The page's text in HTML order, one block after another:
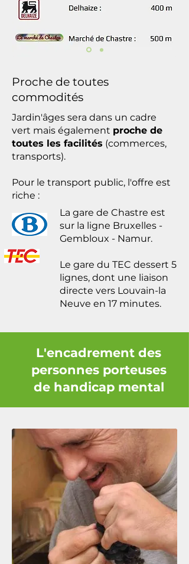
des Erables et de l'avenue des
Bouleaux.  Avec un aussi grand
terrain, nous aurons un vaste
espace vert, pour le jardin, le
Proche de toutes
commodités
Jardin'âges sera dans un cadre
vert mais également proche de
toutes les facilités (commerces,
transports).
Pour le transport public, l'offre est
riche :
La gare de Chastre est
sur la ligne Bruxelles -
Gembloux - Namur.
Le gare du TEC dessert 5
lignes, dont une liaison
directe vers Louvain-la
Neuve en 17 minutes.
L'encadrement des
personnes porteuses
de handicap mental